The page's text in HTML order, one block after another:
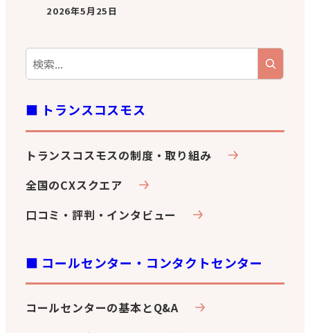
2026年5月25日
■ トランスコスモス
トランスコスモスの制度・取り組み
全国のCXスクエア
口コミ・評判・インタビュー
■ コールセンター・コンタクトセンター
コールセンターの基本とQ&A